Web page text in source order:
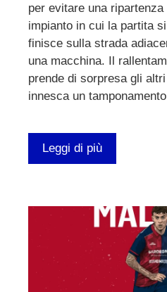
per evitare una
impianto in cui la partita
finisce sulla strada
una macchina. Il
prende di sorpresa gli
innesca un
Leggi di più